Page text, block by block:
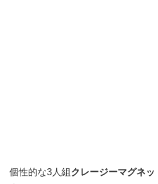
個性的な3人組 クレージーマグネッ